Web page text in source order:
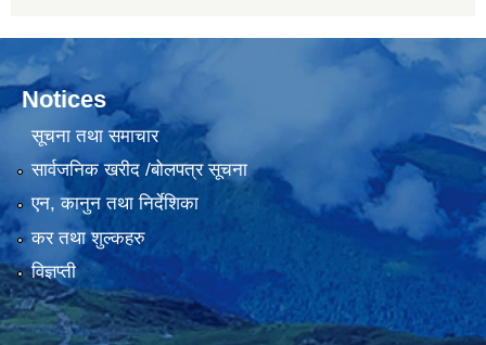
Notices
सूचना तथा समाचार
सार्वजनिक खरीद /बोलपत्र सूचना
एन, कानुन तथा निर्देशिका
कर तथा शुल्कहरु
विज्ञप्ती